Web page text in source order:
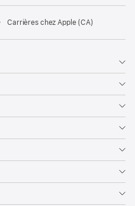
Carrières chez Apple (CA)